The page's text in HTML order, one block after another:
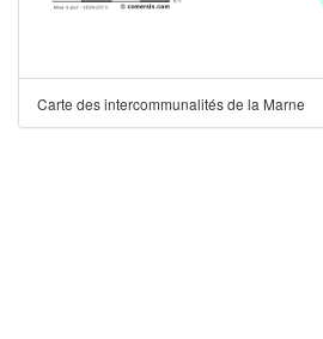
Carte des intercommunalités de la Marne